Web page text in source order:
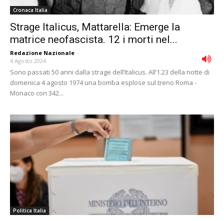
Cronaca Italia
Strage Italicus, Mattarella: Emerge la
matrice neofascista. 12 i morti nel...
Redazione Nazionale -
4 Agosto 2024
Sono passati 50 anni dalla strage dell’Italicus. All’1.23 della notte di
domenica 4 agosto 1974 una bomba esplose sul treno Roma -
Monaco con 342...
Politica Italia